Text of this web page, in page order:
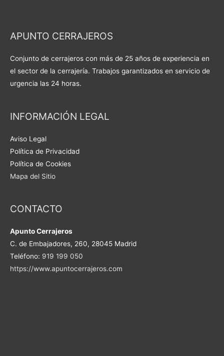
APUNTO CERRAJEROS
Conjunto de cerrajeros con más de 25 años de experiencia en
el sector de la cerrajería. Trabajos garantizados en servicio de
urgencia las 24 horas.
INFORMACIÓN LEGAL
Aviso Legal
Política de Privacidad
Política de Cookies
Mapa del Sitio
CONTACTO
Apunto Cerrajeros
C. de Embajadores, 260, 28045 Madrid
Teléfono: 919 199 050
https://www.apuntocerrajeros.com